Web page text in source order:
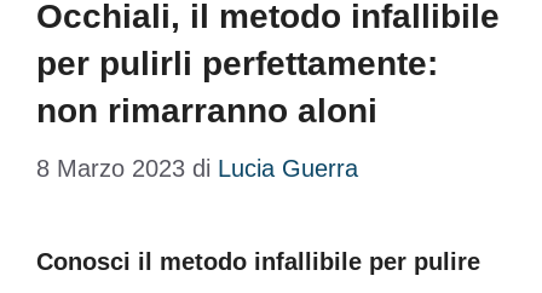
Occhiali, il metodo infallibile
per pulirli perfettamente:
non rimarranno aloni
8 Marzo 2023 di Lucia Guerra
Conosci il metodo infallibile per pulire